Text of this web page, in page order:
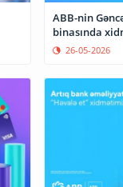
ABB-nin
binasında
26-05-2026